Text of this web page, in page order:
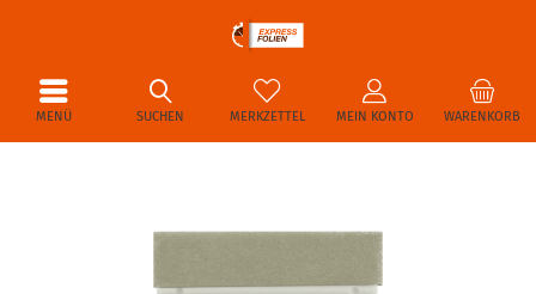
MENÜ WARENKORB
MERKZETTEL MEIN KONTO
SUCHEN